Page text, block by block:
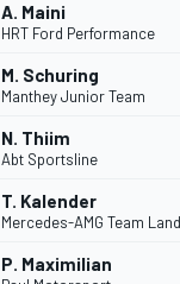
A. Maini
HRT Ford Performance
M. Schuring
Manthey Junior Team
N. Thiim
Abt Sportsline
T. Kalender
Mercedes-AMG Team
P. Maximilian